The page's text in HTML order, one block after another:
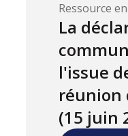
Ressource
La
l'issue
réunion
(15 juin